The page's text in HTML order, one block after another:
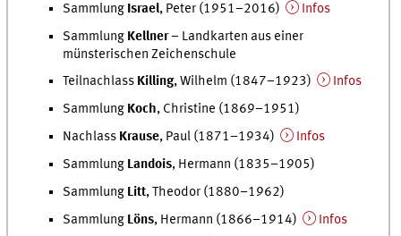
Sammlung Israel, Peter (1951–2016)
Infos
Sammlung Kellner– Landkarten aus einer
münsterischen Zeichenschule
Teilnachlass Killing, Wilhelm (1847–1923)
Infos
Sammlung Koch, Christine (1869–1951)
Nachlass Krause, Paul (1871–1934)
Infos
Sammlung Landois, Hermann (1835–1905)
Sammlung Litt, Theodor (1880–1962)
Sammlung Löns, Hermann (1866–1914)
Infos